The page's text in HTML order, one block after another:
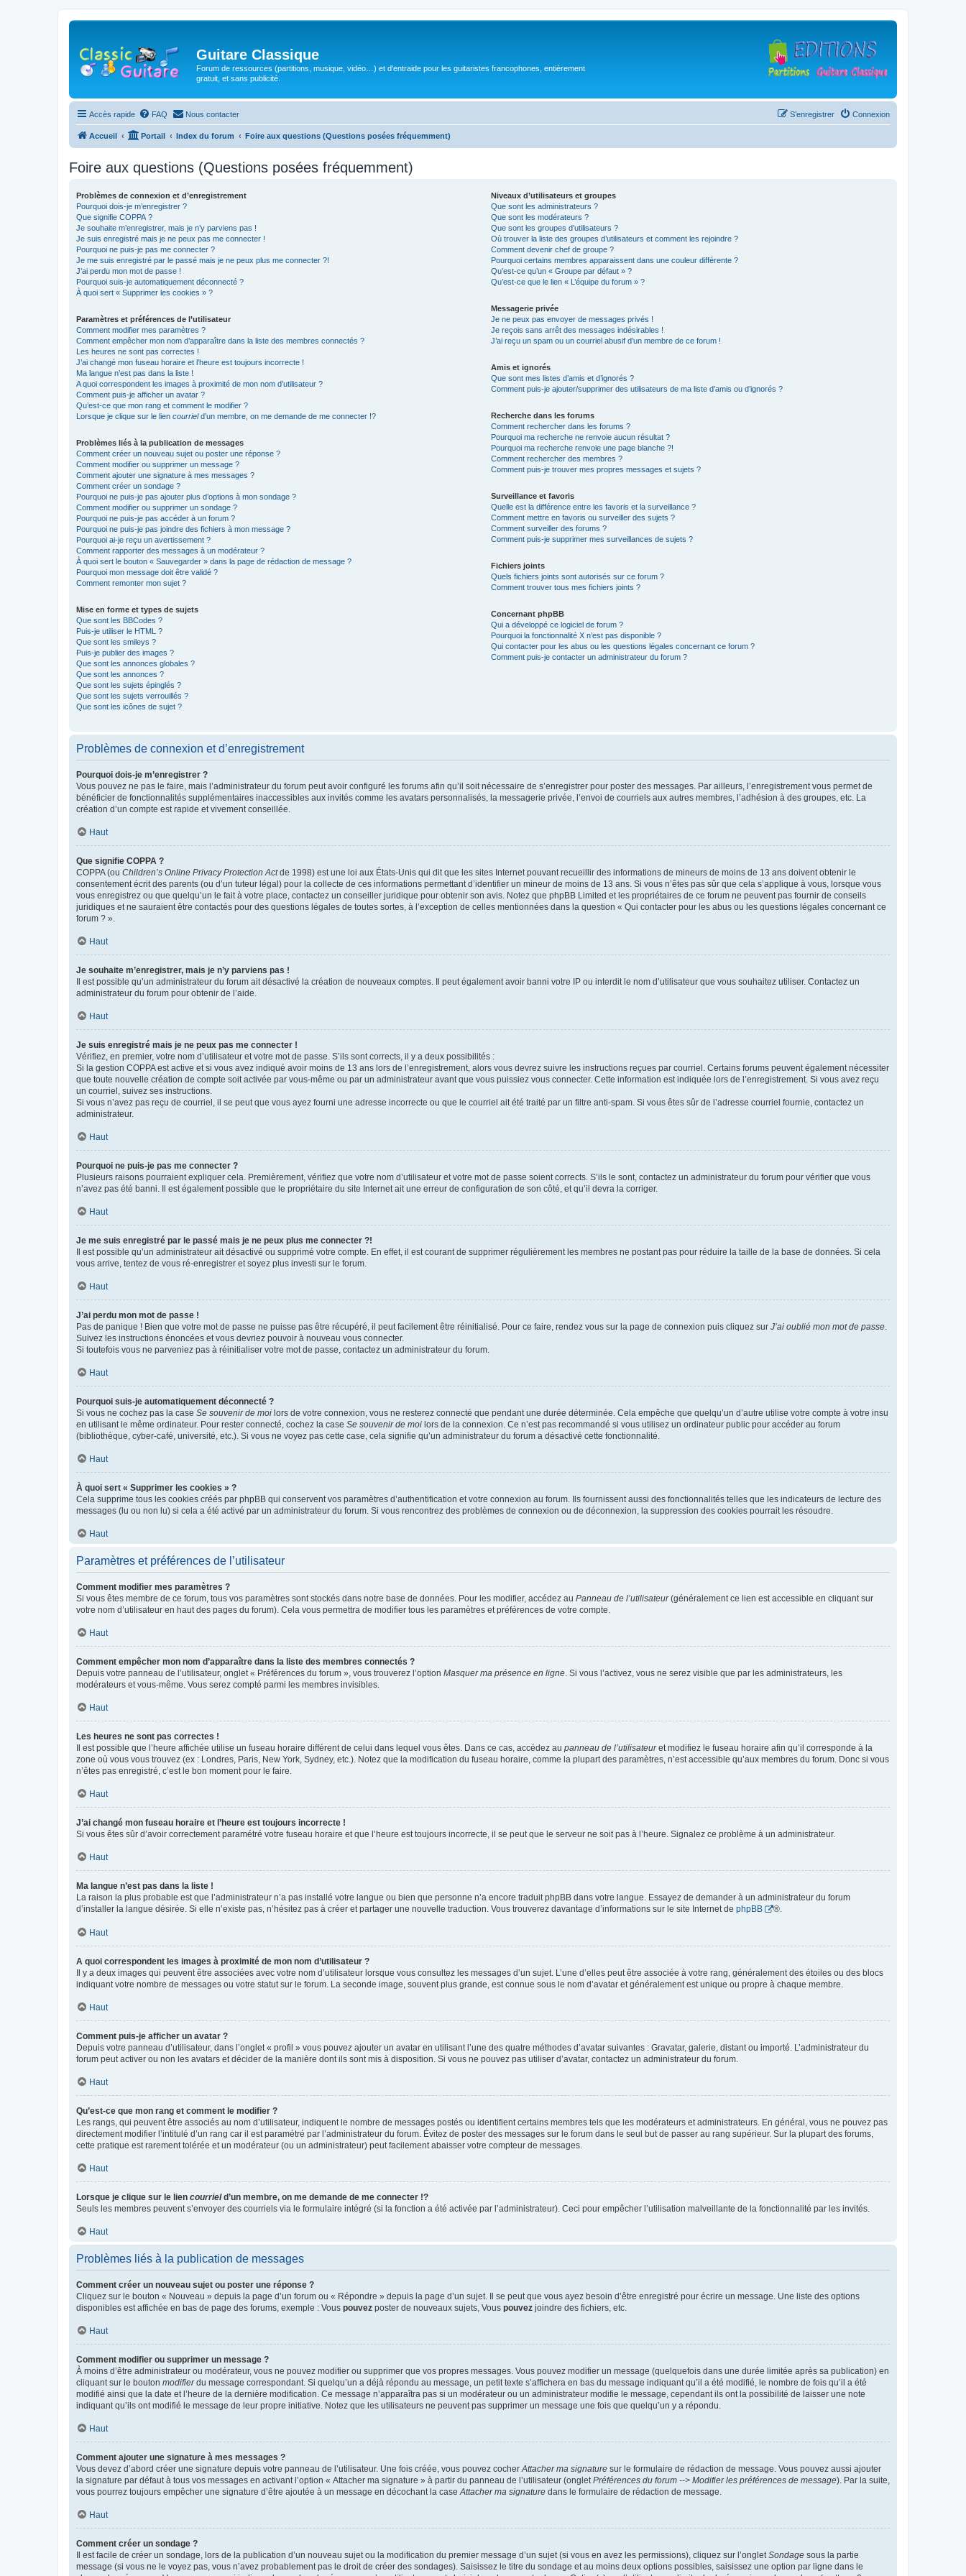
Guitare Classique
Forum de ressources (partitions, musique, vidéo…) et d'entraide pour les guitaristes francophones, entièrement
gratuit, et sans publicité.
Accès rapide FAQ Nous contacter Connexion
S’enregistrer
Accueil Portail Index du forum Foire aux questions (Questions posées fréquemment)
Foire aux questions (Questions posées fréquemment)
Problèmes de connexion et d’enregistrement
Pourquoi dois-je m’enregistrer ?
Que signifie COPPA ?
Je souhaite m’enregistrer, mais je n’y parviens pas !
Je suis enregistré mais je ne peux pas me connecter !
Pourquoi ne puis-je pas me connecter ?
Je me suis enregistré par le passé mais je ne peux plus me connecter ?!
J’ai perdu mon mot de passe !
Pourquoi suis-je automatiquement déconnecté ?
À quoi sert « Supprimer les cookies » ?
Paramètres et préférences de l’utilisateur
Comment modifier mes paramètres ?
Comment empêcher mon nom d’apparaître dans la liste des membres connectés ?
Les heures ne sont pas correctes !
J’ai changé mon fuseau horaire et l’heure est toujours incorrecte !
Ma langue n’est pas dans la liste !
A quoi correspondent les images à proximité de mon nom d’utilisateur ?
Comment puis-je afficher un avatar ?
Qu’est-ce que mon rang et comment le modifier ?
Lorsque je clique sur le lien courrield’un membre, on me demande de me connecter !?
Problèmes liés à la publication de messages
Comment créer un nouveau sujet ou poster une réponse ?
Comment modifier ou supprimer un message ?
Comment ajouter une signature à mes messages ?
Comment créer un sondage ?
Pourquoi ne puis-je pas ajouter plus d’options à mon sondage ?
Comment modifier ou supprimer un sondage ?
Pourquoi ne puis-je pas accéder à un forum ?
Pourquoi ne puis-je pas joindre des fichiers à mon message ?
Pourquoi ai-je reçu un avertissement ?
Comment rapporter des messages à un modérateur ?
À quoi sert le bouton « Sauvegarder » dans la page de rédaction de message ?
Pourquoi mon message doit être validé ?
Comment remonter mon sujet ?
Mise en forme et types de sujets
Que sont les BBCodes ?
Puis-je utiliser le HTML ?
Que sont les smileys ?
Puis-je publier des images ?
Que sont les annonces globales ?
Que sont les annonces ?
Que sont les sujets épinglés ?
Que sont les sujets verrouillés ?
Que sont les icônes de sujet ?
Niveaux d’utilisateurs et groupes
Que sont les administrateurs ?
Que sont les modérateurs ?
Que sont les groupes d’utilisateurs ?
Où trouver la liste des groupes d’utilisateurs et comment les rejoindre ?
Comment devenir chef de groupe ?
Pourquoi certains membres apparaissent dans une couleur différente ?
Qu’est-ce qu’un « Groupe par défaut » ?
Qu’est-ce que le lien « L’équipe du forum » ?
Messagerie privée
Je ne peux pas envoyer de messages privés !
Je reçois sans arrêt des messages indésirables !
J’ai reçu un spam ou un courriel abusif d’un membre de ce forum !
Amis et ignorés
Que sont mes listes d’amis et d’ignorés ?
Comment puis-je ajouter/supprimer des utilisateurs de ma liste d’amis ou d’ignorés ?
Recherche dans les forums
Comment rechercher dans les forums ?
Pourquoi ma recherche ne renvoie aucun résultat ?
Pourquoi ma recherche renvoie une page blanche ?!
Comment rechercher des membres ?
Comment puis-je trouver mes propres messages et sujets ?
Surveillance et favoris
Quelle est la différence entre les favoris et la surveillance ?
Comment mettre en favoris ou surveiller des sujets ?
Comment surveiller des forums ?
Comment puis-je supprimer mes surveillances de sujets ?
Fichiers joints
Quels fichiers joints sont autorisés sur ce forum ?
Comment trouver tous mes fichiers joints ?
Concernant phpBB
Qui a développé ce logiciel de forum ?
Pourquoi la fonctionnalité X n’est pas disponible ?
Qui contacter pour les abus ou les questions légales concernant ce forum ?
Comment puis-je contacter un administrateur du forum ?
Problèmes de connexion et d’enregistrement
Pourquoi dois-je m’enregistrer ?
Vous pouvez ne pas le faire, mais l’administrateur du forum peut avoir configuré les forums afin qu’il soit nécessaire de s’enregistrer pour poster des messages. Par ailleurs, l’enregistrement vous permet de
bénéficier de fonctionnalités supplémentaires inaccessibles aux invités comme les avatars personnalisés, la messagerie privée, l’envoi de courriels aux autres membres, l’adhésion à des groupes, etc. La
création d’un compte est rapide et vivement conseillée.
Haut
Que signifie COPPA ?
COPPA (ou Children’s Online Privacy Protection Actde 1998) est une loi aux États-Unis qui dit que les sites Internet pouvant recueillir des informations de mineurs de moins de 13 ans doivent obtenir le
consentement écrit des parents (ou d’un tuteur légal) pour la collecte de ces informations permettant d’identifier un mineur de moins de 13 ans. Si vous n’êtes pas sûr que cela s’applique à vous, lorsque vous
vous enregistrez ou que quelqu’un le fait à votre place, contactez un conseiller juridique pour obtenir son avis. Notez que phpBB Limited et les propriétaires de ce forum ne peuvent pas fournir de conseils
juridiques et ne sauraient être contactés pour des questions légales de toutes sortes, à l’exception de celles mentionnées dans la question « Qui contacter pour les abus ou les questions légales concernant ce
forum ? ».
Haut
Je souhaite m’enregistrer, mais je n’y parviens pas !
Il est possible qu’un administrateur du forum ait désactivé la création de nouveaux comptes. Il peut également avoir banni votre IP ou interdit le nom d’utilisateur que vous souhaitez utiliser. Contactez un
administrateur du forum pour obtenir de l’aide.
Haut
Je suis enregistré mais je ne peux pas me connecter !
Vérifiez, en premier, votre nom d’utilisateur et votre mot de passe. S’ils sont corrects, il y a deux possibilités :
Si la gestion COPPA est active et si vous avez indiqué avoir moins de 13 ans lors de l’enregistrement, alors vous devrez suivre les instructions reçues par courriel. Certains forums peuvent également nécessiter
que toute nouvelle création de compte soit activée par vous-même ou par un administrateur avant que vous puissiez vous connecter. Cette information est indiquée lors de l’enregistrement. Si vous avez reçu
un courriel, suivez ses instructions.
Si vous n’avez pas reçu de courriel, il se peut que vous ayez fourni une adresse incorrecte ou que le courriel ait été traité par un filtre anti-spam. Si vous êtes sûr de l’adresse courriel fournie, contactez un
administrateur.
Haut
Pourquoi ne puis-je pas me connecter ?
Plusieurs raisons pourraient expliquer cela. Premièrement, vérifiez que votre nom d’utilisateur et votre mot de passe soient corrects. S’ils le sont, contactez un administrateur du forum pour vérifier que vous
n’avez pas été banni. Il est également possible que le propriétaire du site Internet ait une erreur de configuration de son côté, et qu’il devra la corriger.
Haut
Je me suis enregistré par le passé mais je ne peux plus me connecter ?!
Il est possible qu’un administrateur ait désactivé ou supprimé votre compte. En effet, il est courant de supprimer régulièrement les membres ne postant pas pour réduire la taille de la base de données. Si cela
vous arrive, tentez de vous ré-enregistrer et soyez plus investi sur le forum.
Haut
J’ai perdu mon mot de passe !
Pas de panique ! Bien que votre mot de passe ne puisse pas être récupéré, il peut facilement être réinitialisé. Pour ce faire, rendez vous sur la page de connexion puis cliquez sur J’ai oublié mon mot de passe.
Suivez les instructions énoncées et vous devriez pouvoir à nouveau vous connecter.
Si toutefois vous ne parveniez pas à réinitialiser votre mot de passe, contactez un administrateur du forum.
Haut
Pourquoi suis-je automatiquement déconnecté ?
Si vous ne cochez pas la case Se souvenir de moi lors de votre connexion, vous ne resterez connecté que pendant une durée déterminée. Cela empêche que quelqu’un d’autre utilise votre compte à votre insu
en utilisant le même ordinateur. Pour rester connecté, cochez la case Se souvenir de moi lors de la connexion. Ce n’est pas recommandé si vous utilisez un ordinateur public pour accéder au forum
(bibliothèque, cyber-café, université, etc.). Si vous ne voyez pas cette case, cela signifie qu’un administrateur du forum a désactivé cette fonctionnalité.
Haut
À quoi sert « Supprimer les cookies » ?
Cela supprime tous les cookies créés par phpBB qui conservent vos paramètres d’authentification et votre connexion au forum. Ils fournissent aussi des fonctionnalités telles que les indicateurs de lecture des
messages (lu ou non lu) si cela a été activé par un administrateur du forum. Si vous rencontrez des problèmes de connexion ou de déconnexion, la suppression des cookies pourrait les résoudre.
Haut
Paramètres et préférences de l’utilisateur
Comment modifier mes paramètres ?
Si vous êtes membre de ce forum, tous vos paramètres sont stockés dans notre base de données. Pour les modifier, accédez au Panneau de l’utilisateur(généralement ce lien est accessible en cliquant sur
votre nom d’utilisateur en haut des pages du forum). Cela vous permettra de modifier tous les paramètres et préférences de votre compte.
Haut
Comment empêcher mon nom d’apparaître dans la liste des membres connectés ?
Depuis votre panneau de l’utilisateur, onglet « Préférences du forum », vous trouverez l’option Masquer ma présence en ligne. Si vous l’activez, vous ne serez visible que par les administrateurs, les
modérateurs et vous-même. Vous serez compté parmi les membres invisibles.
Haut
Les heures ne sont pas correctes !
Il est possible que l’heure affichée utilise un fuseau horaire différent de celui dans lequel vous êtes. Dans ce cas, accédez au panneau de l’utilisateuret modifiez le fuseau horaire afin qu’il corresponde à la
zone où vous vous trouvez (ex : Londres, Paris, New York, Sydney, etc.). Notez que la modification du fuseau horaire, comme la plupart des paramètres, n’est accessible qu’aux membres du forum. Donc si vous
n’êtes pas enregistré, c’est le bon moment pour le faire.
Haut
J’ai changé mon fuseau horaire et l’heure est toujours incorrecte !
Si vous êtes sûr d’avoir correctement paramétré votre fuseau horaire et que l’heure est toujours incorrecte, il se peut que le serveur ne soit pas à l’heure. Signalez ce problème à un administrateur.
Haut
Ma langue n’est pas dans la liste !
La raison la plus probable est que l’administrateur n’a pas installé votre langue ou bien que personne n’a encore traduit phpBB dans votre langue. Essayez de demander à un administrateur du forum
d’installer la langue désirée. Si elle n’existe pas, n’hésitez pas à créer et partager une nouvelle traduction. Vous trouverez davantage d’informations sur le site Internet de phpBB ®.
Haut
A quoi correspondent les images à proximité de mon nom d’utilisateur ?
Il y a deux images qui peuvent être associées avec votre nom d’utilisateur lorsque vous consultez les messages d’un sujet. L’une d’elles peut être associée à votre rang, généralement des étoiles ou des blocs
indiquant votre nombre de messages ou votre statut sur le forum. La seconde image, souvent plus grande, est connue sous le nom d’avatar et généralement est unique ou propre à chaque membre.
Haut
Comment puis-je afficher un avatar ?
Depuis votre panneau d’utilisateur, dans l’onglet « profil » vous pouvez ajouter un avatar en utilisant l’une des quatre méthodes d’avatar suivantes : Gravatar, galerie, distant ou importé. L’administrateur du
forum peut activer ou non les avatars et décider de la manière dont ils sont mis à disposition. Si vous ne pouvez pas utiliser d’avatar, contactez un administrateur du forum.
Haut
Qu’est-ce que mon rang et comment le modifier ?
Les rangs, qui peuvent être associés au nom d’utilisateur, indiquent le nombre de messages postés ou identifient certains membres tels que les modérateurs et administrateurs. En général, vous ne pouvez pas
directement modifier l’intitulé d’un rang car il est paramétré par l’administrateur du forum. Évitez de poster des messages sur le forum dans le seul but de passer au rang supérieur. Sur la plupart des forums,
cette pratique est rarement tolérée et un modérateur (ou un administrateur) peut facilement abaisser votre compteur de messages.
Haut
Lorsque je clique sur le lien courrield’un membre, on me demande de me connecter !?
Seuls les membres peuvent s’envoyer des courriels via le formulaire intégré (si la fonction a été activée par l’administrateur). Ceci pour empêcher l’utilisation malveillante de la fonctionnalité par les invités.
Haut
Problèmes liés à la publication de messages
Comment créer un nouveau sujet ou poster une réponse ?
Cliquez sur le bouton « Nouveau » depuis la page d’un forum ou « Répondre » depuis la page d’un sujet. Il se peut que vous ayez besoin d’être enregistré pour écrire un message. Une liste des options
disponibles est affichée en bas de page des forums, exemple : Vous pouvez poster de nouveaux sujets, Vous pouvez joindre des fichiers, etc.
Haut
Comment modifier ou supprimer un message ?
À moins d’être administrateur ou modérateur, vous ne pouvez modifier ou supprimer que vos propres messages. Vous pouvez modifier un message (quelquefois dans une durée limitée après sa publication) en
cliquant sur le bouton modifierdu message correspondant. Si quelqu’un a déjà répondu au message, un petit texte s’affichera en bas du message indiquant qu’il a été modifié, le nombre de fois qu’il a été
modifié ainsi que la date et l’heure de la dernière modification. Ce message n’apparaîtra pas si un modérateur ou un administrateur modifie le message, cependant ils ont la possibilité de laisser une note
indiquant qu’ils ont modifié le message de leur propre initiative. Notez que les utilisateurs ne peuvent pas supprimer un message une fois que quelqu’un y a répondu.
Haut
Comment ajouter une signature à mes messages ?
Vous devez d’abord créer une signature depuis votre panneau de l’utilisateur. Une fois créée, vous pouvez cocherAttacher ma signature sur le formulaire de rédaction de message. Vous pouvez aussi ajouter
la signature par défaut à tous vos messages en activant l’option « Attacher ma signature » à partir du panneau de l’utilisateur (ongletPréférences du forum --> Modifier les préférences de message). Par la suite,
vous pourrez toujours empêcher une signature d’être ajoutée à un message en décochant la caseAttacher ma signature dans le formulaire de rédaction de message.
Haut
Comment créer un sondage ?
Il est facile de créer un sondage, lors de la publication d’un nouveau sujet ou la modification du premier message d’un sujet (si vous en avez les permissions), cliquez sur l’ongletSondage sous la partie
message (si vous ne le voyez pas, vous n’avez probablement pas le droit de créer des sondages). Saisissez le titre du sondage et au moins deux options possibles, saisissez une option par ligne dans le